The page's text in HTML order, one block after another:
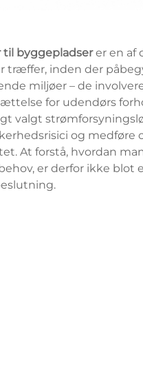
til byggepladserer en af
træffer, inden der
miljøer – de
for udendørs
valgt
og
At forstå, hvordan
er derfor ikke blot